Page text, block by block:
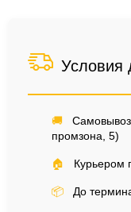
Условия
🚚
промзона, 5)
🏠 Курьером
📦 До